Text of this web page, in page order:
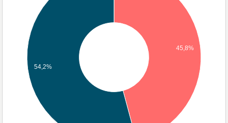
45,8%
54,2%